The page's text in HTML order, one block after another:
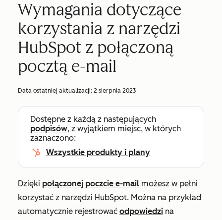
Wymagania dotyczące
korzystania z narzędzi
HubSpot z połączoną
pocztą e-mail
Data ostatniej aktualizacji: 2 sierpnia 2023
Dostępne z każdą z następujących
podpisów, z wyjątkiem miejsc, w których
zaznaczono:
Wszystkie produkty i plany
Dzięki połączonej poczcie e-mail możesz w pełni
korzystać z narzędzi HubSpot. Można na przykład
automatycznie rejestrować odpowiedzi na